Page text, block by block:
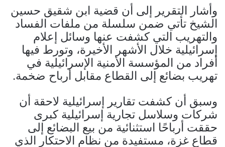
وأشار التقرير إلى أن قضية ابن شقيق حسين
الشيخ تأتي ضمن سلسلة من ملفات الفساد
والتهريب التي كشفت عنها وسائل إعلام
إسرائيلية خلال الأشهر الأخيرة، وتورط فيها
أفراد من المؤسسة الأمنية الإسرائيلية في
تهريب بضائع إلى القطاع مقابل أرباح ضخمة.
وسبق أن كشفت تقارير إسرائيلية لاحقة أن
شركات وسلاسل تجارية إسرائيلية كبرى
حققت أرباحًا استثنائية من بيع البضائع إلى
قطاع غزة، مستفيدة من نظام الاحتكار الذي